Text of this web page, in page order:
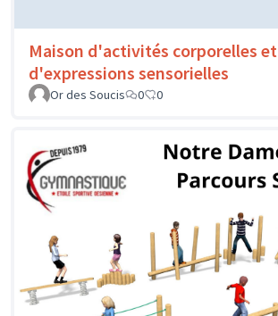
Maison d'activités corporelles et
d'expressions sensorielles
Or des Soucis
0 0